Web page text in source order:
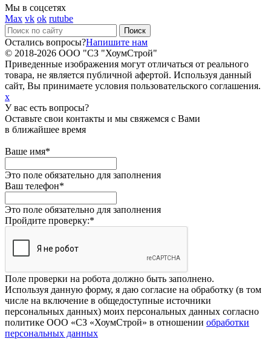
Мы в соцсетях
Max vk ok rutube
Остались вопросы?Напишите нам
© 2018-2026 ООО "СЗ "ХоумСтрой"
Приведенные изображения могут отличаться от реального
товара, не является публичной афертой. Используя данный
сайт, Вы принимаете условия пользовательского соглашения.
x
У вас есть вопросы?
Оставьте свои контакты и мы свяжемся с Вами
в ближайшее время
Ваше имя*
Это поле обязательно для заполнения
Ваш телефон*
Это поле обязательно для заполнения
Пройдите проверку:*
Поле проверки на робота должно быть заполнено.
Используя данную форму, я даю согласие на обработку (в том
числе на включение в общедоступные источники
персональных данных) моих персональных данных согласно
политике ООО «СЗ «ХоумСтрой» в отношении обработки
персональных данных